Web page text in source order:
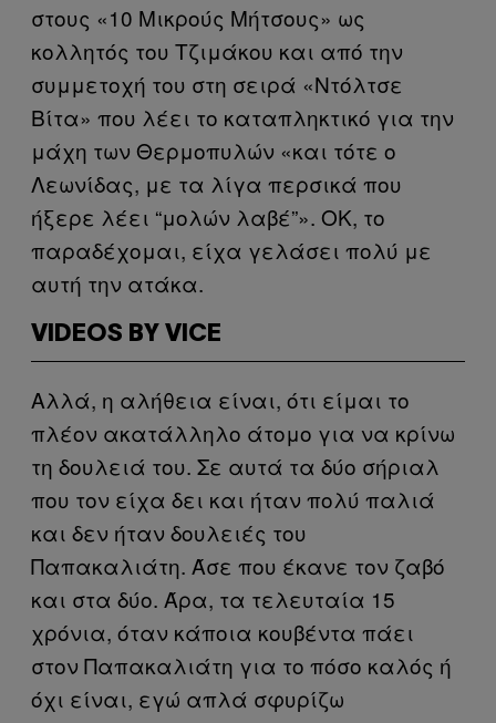
στους «10 Μικρούς Μήτσους» ως
κολλητός του Τζιμάκου και από την
συμμετοχή του στη σειρά «Ντόλτσε
Βίτα» που λέει το καταπληκτικό για την
μάχη των Θερμοπυλών «και τότε ο
Λεωνίδας, με τα λίγα περσικά που
ήξερε λέει “μολών λαβέ”». OK, το
παραδέχομαι, είχα γελάσει πολύ με
αυτή την ατάκα.
VIDEOS BY VICE
Αλλά, η αλήθεια είναι, ότι είμαι το
πλέον ακατάλληλο άτομο για να κρίνω
τη δουλειά του. Σε αυτά τα δύο σήριαλ
που τον είχα δει και ήταν πολύ παλιά
και δεν ήταν δουλειές του
Παπακαλιάτη. Άσε που έκανε τον ζαβό
και στα δύο. Άρα, τα τελευταία 15
χρόνια, όταν κάποια κουβέντα πάει
στον Παπακαλιάτη για το πόσο καλός ή
όχι είναι, εγώ απλά σφυρίζω